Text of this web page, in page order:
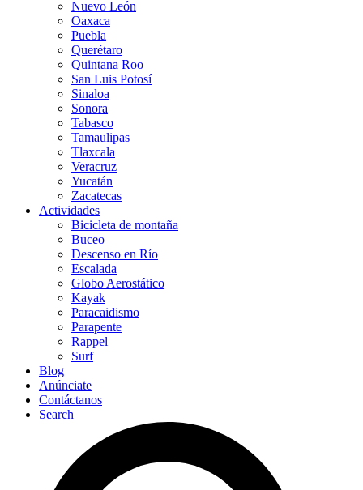
Nuevo León
Oaxaca
Puebla
Querétaro
Quintana Roo
San Luis Potosí
Sinaloa
Sonora
Tabasco
Tamaulipas
Tlaxcala
Veracruz
Yucatán
Zacatecas
Actividades
Bicicleta de montaña
Buceo
Descenso en Río
Escalada
Globo Aerostático
Kayak
Paracaidismo
Parapente
Rappel
Surf
Blog
Anúnciate
Contáctanos
Search